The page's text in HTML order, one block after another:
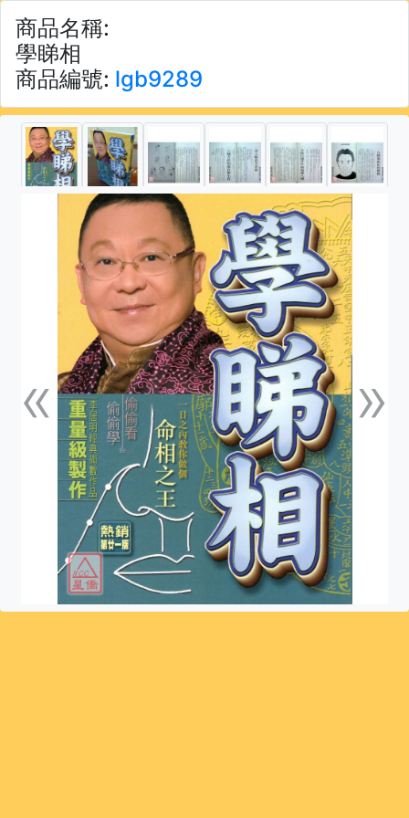
商品名稱:
學睇相
商品編號: lgb9289
«上一張 »下一